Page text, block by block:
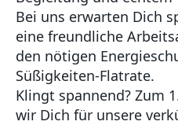
Bei uns erwarten Dich
eine freundliche
den nötigen
Süßigkeiten-Flatrate.
Klingt spannend? Zum
wir Dich für unsere